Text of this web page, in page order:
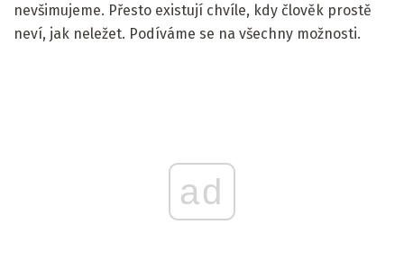
nevšimujeme. Přesto existují chvíle, kdy člověk prostě
neví, jak neležet. Podíváme se na všechny možnosti.
ad